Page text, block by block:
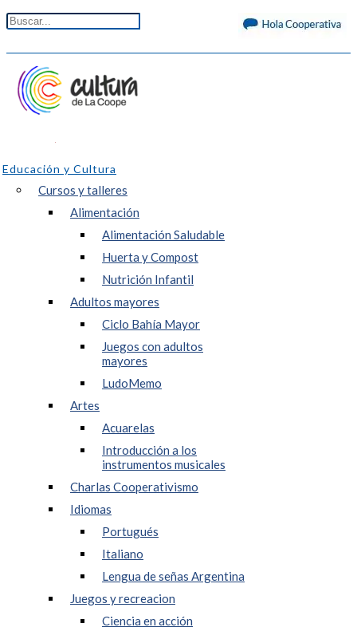
Educación y Cultura
Cursos y talleres
Alimentación
Alimentación Saludable
Huerta y Compost
Nutrición Infantil
Adultos mayores
Ciclo Bahía Mayor
Juegos con adultos
mayores
LudoMemo
Artes
Acuarelas
Introducción a los
instrumentos musicales
Charlas Cooperativismo
Idiomas
Portugués
Italiano
Lengua de señas Argentina
Juegos y recreacion
Ciencia en acción